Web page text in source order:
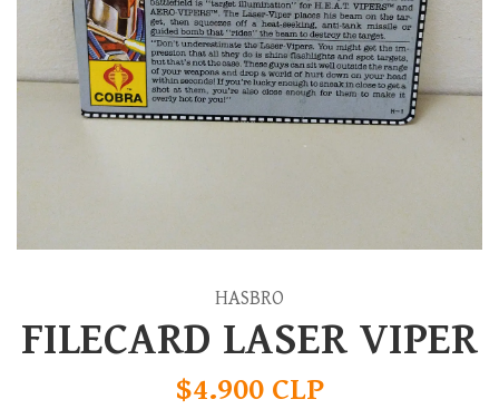
HASBRO
FILECARD LASER VIPER
$4.900 CLP